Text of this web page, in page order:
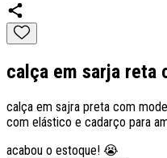
calça em sarja reta
calça em sajra preta com
com elástico e cadarço para
acabou o estoque! 😭